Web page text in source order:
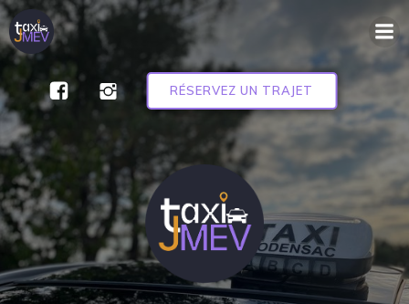
Aller
RÉSERVEZ UN TRAJET